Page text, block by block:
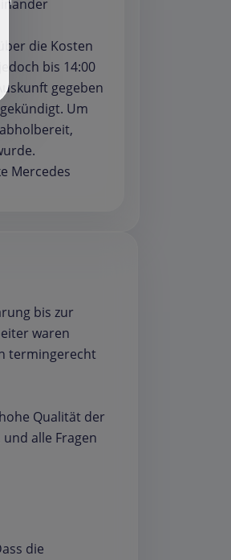
die Kosten
bis 14:00
gegeben
Um
Mercedes
bis zur
waren
termingerecht
Qualität der
alle Fragen
die